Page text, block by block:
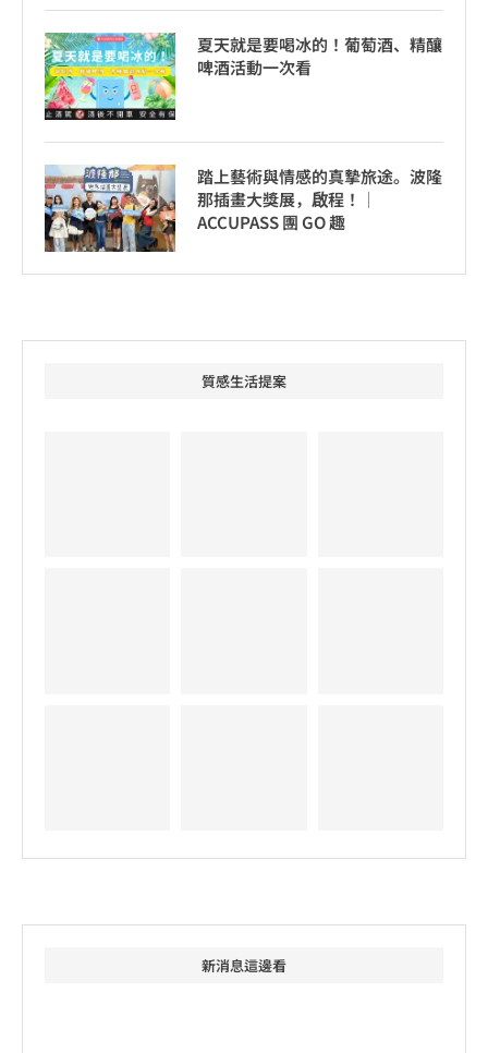
夏天就是要喝冰的！葡萄酒、精釀
啤酒活動一次看
踏上藝術與情感的真摯旅途。波隆
那插畫大獎展，啟程！│
ACCUPASS 團 GO 趣
質感生活提案
新消息這邊看